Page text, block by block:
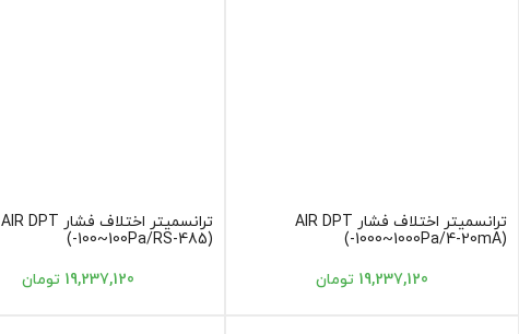
ترانسمیتر اختلاف فشار AIR DPT
(-1000~1000Pa/4-20mA)
19,237,120 تومان
ترانسمیتر اختلاف فشار AIR DPT
(-100~100Pa/RS-485)
19,237,120 تومان